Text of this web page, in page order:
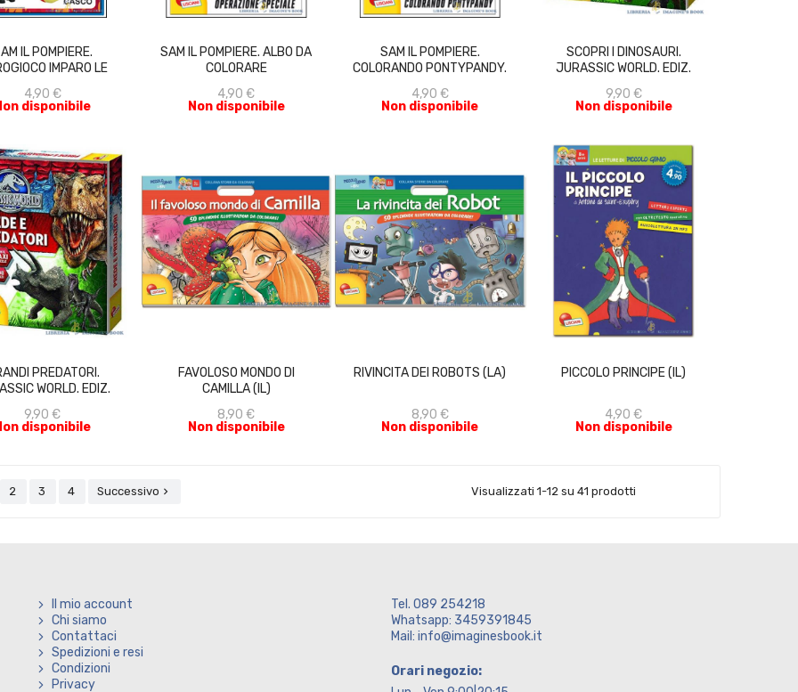
IL POMPIERE.
IMPARO LE
4,90 €
disponibile
ACQUISTA
SAM IL POMPIERE. ALBO DA
COLORARE
4,90 €
Non disponibile
ACQUISTA
SAM IL POMPIERE.
COLORANDO PONTYPANDY.
4,90 €
Non disponibile
ACQUISTA
SCOPRI I DINOSAURI.
JURASSIC WORLD. EDIZ.
9,90 €
Non disponibile
ACQUISTA
PREDATORI.
WORLD. EDIZ.
9,90 €
disponibile
ACQUISTA
FAVOLOSO MONDO DI
CAMILLA (IL)
8,90 €
Non disponibile
RIVINCITA DEI ROBOTS (LA)
8,90 €
Non disponibile
PICCOLO PRINCIPE (IL)
4,90 €
Non disponibile
ACQUISTA
2 3 4 Successivo  Visualizzati 1-12 su 41 prodotti
Il mio account
Chi siamo
Contattaci
Spedizioni e resi
Condizioni
Privacy
Tel. 089 254218
Whatsapp: 3459391845
Mail: info@imaginesbook.it
Orari negozio: